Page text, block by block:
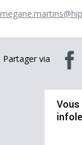
Partager via